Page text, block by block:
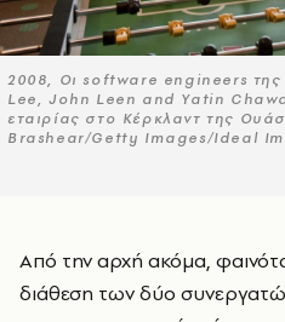
2008, Οι software engineers
Lee, John Leen and Yatin
εταιρίας στο Κέρκλαντ της
Brashear/Getty Images/Ideal
Από την αρχή ακόμα, φαινόταν η παιχνιδιάρικη
διάθεση των δύο